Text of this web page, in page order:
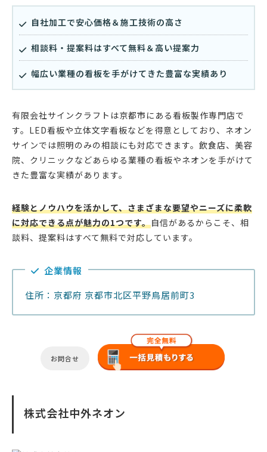
自社加工で安心価格＆施工技術の高さ
相談料・提案料はすべて無料＆高い提案力
幅広い業種の看板を手がけてきた豊富な実績あり
有限会社サインクラフトは京都市にある看板製作専門店で
す。LED看板や立体文字看板などを得意としており、ネオン
サインでは照明のみの相談にも対応できます。飲食店、美容
院、クリニックなどあらゆる業種の看板やネオンを手がけて
きた豊富な実績があります。
経験とノウハウを活かして、さまざまな要望やニーズに柔軟
に対応できる点が魅力の1つです。自信があるからこそ、相
談料、提案料はすべて無料で対応しています。
企業情報
住所：京都府 京都市北区平野鳥居前町3
お問合せ
株式会社中外ネオン